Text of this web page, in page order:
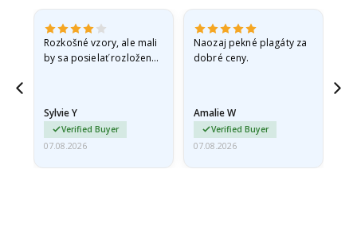
Rozkošné vzory, ale mali
by sa posielať rozložené
Sylvie Y
Verified Buyer
07.08.2026
Naozaj pekné plagáty za
dobré ceny.
Amalie W
Verified Buyer
07.08.2026